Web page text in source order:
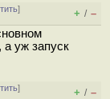
]
+ / –
а уж запуск
]
+ / –